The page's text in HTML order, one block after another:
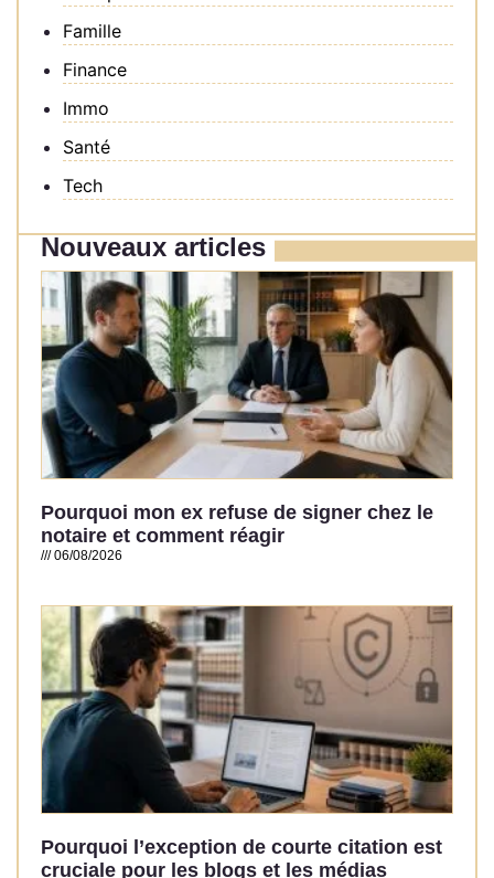
Famille
Finance
Immo
Santé
Tech
Nouveaux articles
Pourquoi mon ex refuse de signer chez le
notaire et comment réagir
06/08/2026
Pourquoi l’exception de courte citation est
cruciale pour les blogs et les médias